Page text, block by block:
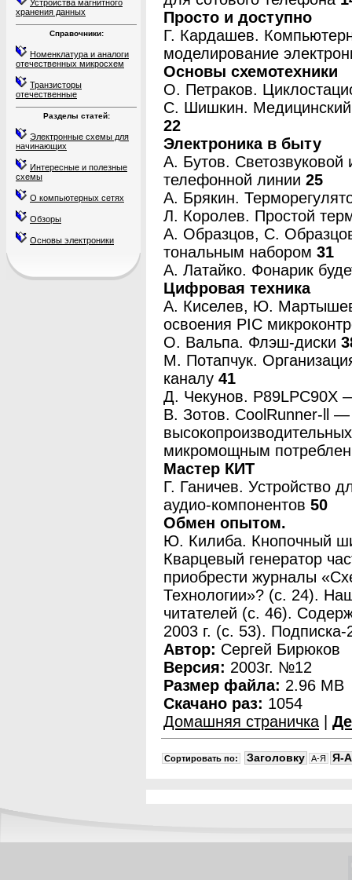
Устройства магнитного
хранения данных
Справочники:
Номенклатура и аналоги
отечественных микросхем
Транзисторы
отечественные
Разделы статей:
Электронные схемы для
начинающих
Интересные и полезные
схемы
О компьютерных сетях
Обзоры
Основы электроники
Просто и доступно
Г. Кардашев.
моделирование
Основы схемотехники
О. Петраков.
С. Шишкин. Медицинский
22
Электроника в быту
А. Бутов.
телефонной линии 25
А. Брякин.
Л. Королев. Простой
А. Образцов, С.
тональным набором 31
А. Латайко. Фонарик
Цифровая техника
A. Киселев, Ю.
освоения PIC
О. Вальпа. Флэш-диски
М. Потапчук.
каналу 41
Д. Чекунов.
B. Зотов. CoolRunner-ll
микромощным
Мастер КИТ
Г. Ганичев. Устройство
аудио-компонентов 50
Обмен опытом.
Ю. Килиба. Кнопочный
Кварцевый генератор
приобрести журналы
Технологии»? (с. 24).
читателей (с. 46).
2003 г. (с. 53).
Автор: Сергей Бирюков
Версия: 2003г. №12
Размер файла: 2.96 MB
Скачано раз: 1054
Домашняя страничка
Сортировать по: Заголовку A-Я Я-A